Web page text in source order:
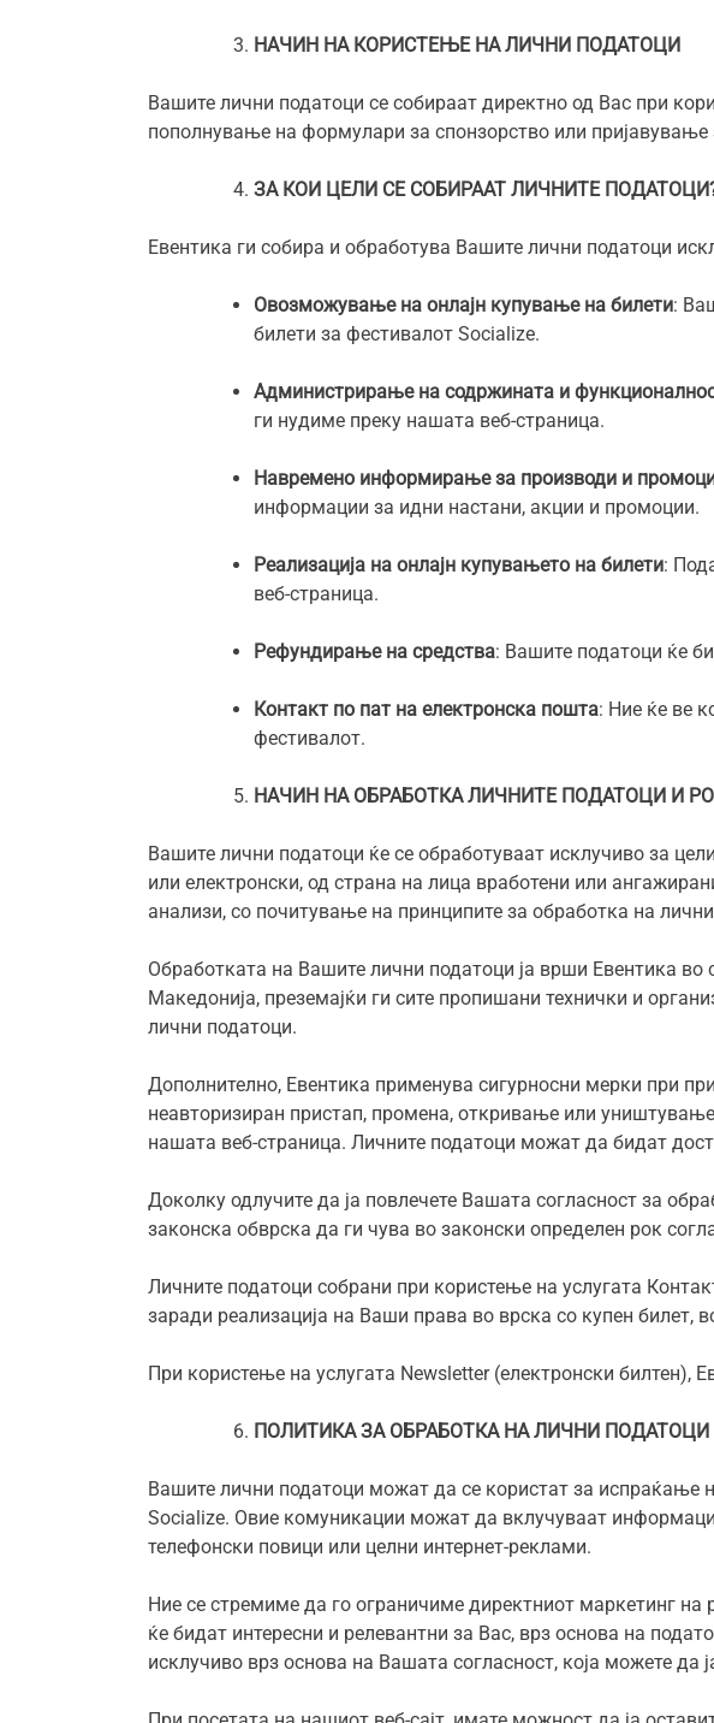
НАЧИН НА КОРИСТЕЊЕ НА ЛИЧНИ ПОДАТОЦИ
Вашите лични податоци се собираат директно од Вас при
пополнување на формулари за спонзорство или пријавување
ЗА КОИ ЦЕЛИ СЕ СОБИРААТ ЛИЧНИТЕ
Евентика ги собира и обработува Вашите лични податоци
Овозможување на онлајн купување на билети:
билети за фестивалот Socialize.
Администрирање на содржината и
ги нудиме преку нашата веб-страница.
Навремено информирање за производи и
информации за идни настани, акции и промоции.
Реализација на онлајн купувањето на билети:
веб-страница.
Рефундирање на средства: Вашите податоци ќе
Контакт по пат на електронска пошта: Ние ќе ве
фестивалот.
НАЧИН НА ОБРАБОТКА ЛИЧНИТЕ ПОДАТОЦИ И
Вашите лични податоци ќе се обработуваат исклучиво за
или електронски, од страна на лица вработени или
анализи, со почитување на принципите за обработка на
Обработката на Вашите лични податоци ја врши Евентика
Македонија, преземајќи ги сите пропишани технички и
лични податоци.
Дополнително, Евентика применува сигурносни мерки при
неавторизиран пристап, промена, откривање или
нашата веб-страница. Личните податоци можат да бидат
Доколку одлучите да ја повлечете Вашата согласност за
законска обврска да ги чува во законски определен рок
Личните податоци собрани при користење на услугата
заради реализација на Ваши права во врска со купен билет,
При користење на услугата Newsletter (електронски
ПОЛИТИКА ЗА ОБРАБОТКА НА ЛИЧНИ
Вашите лични податоци можат да се користат за испраќање
Socialize. Овие комуникации можат да вклучуваат
телефонски повици или целни интернет-реклами.
Ние се стремиме да го ограничиме директниот маркетинг
ќе бидат интересни и релевантни за Вас, врз основа на
исклучиво врз основа на Вашата согласност, која можете да